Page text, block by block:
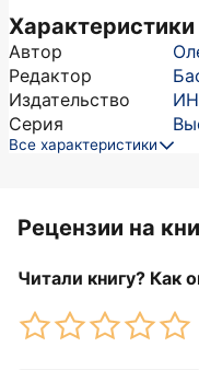
Характеристики
Автор
Редактор
Издательство
Серия
Все характеристики
Рецензии на
Читали книгу? Как